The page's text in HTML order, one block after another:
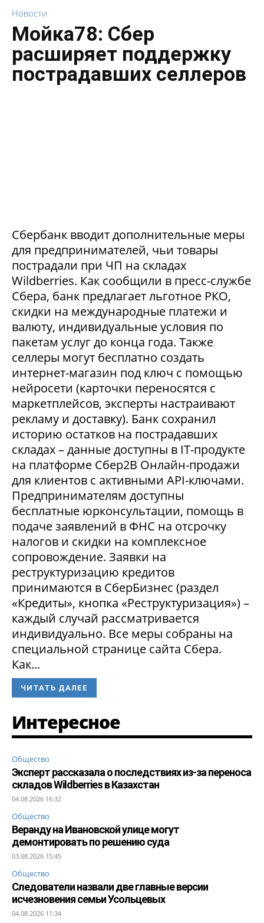
Новости
Мойка78: Сбер
расширяет поддержку
пострадавших селлеров
Сбербанк вводит дополнительные меры
для предпринимателей, чьи товары
пострадали при ЧП на складах
Wildberries. Как сообщили в пресс-службе
Сбера, банк предлагает льготное РКО,
скидки на международные платежи и
валюту, индивидуальные условия по
пакетам услуг до конца года. Также
селлеры могут бесплатно создать
интернет-магазин под ключ с помощью
нейросети (карточки переносятся с
маркетплейсов, эксперты настраивают
рекламу и доставку). Банк сохранил
историю остатков на пострадавших
складах – данные доступны в IT-продукте
на платформе Сбер2В Онлайн-продажи
для клиентов с активными API-ключами.
Предпринимателям доступны
бесплатные юрконсультации, помощь в
подаче заявлений в ФНС на отсрочку
налогов и скидки на комплексное
сопровождение. Заявки на
реструктуризацию кредитов
принимаются в СберБизнес (раздел
«Кредиты», кнопка «Реструктуризация») –
каждый случай рассматривается
индивидуально. Все меры собраны на
специальной странице сайта Сбера.
Как...
ЧИТАТЬ ДАЛЕЕ
Интересное
Общество
Эксперт рассказала о последствиях из-за переноса
складов Wildberries в Казахстан
04.08.2026 16:32
Общество
Веранду на Ивановской улице могут
демонтировать по решению суда
03.08.2026 15:45
Общество
Следователи назвали две главные версии
исчезновения семьи Усольцевых
04.08.2026 11:34